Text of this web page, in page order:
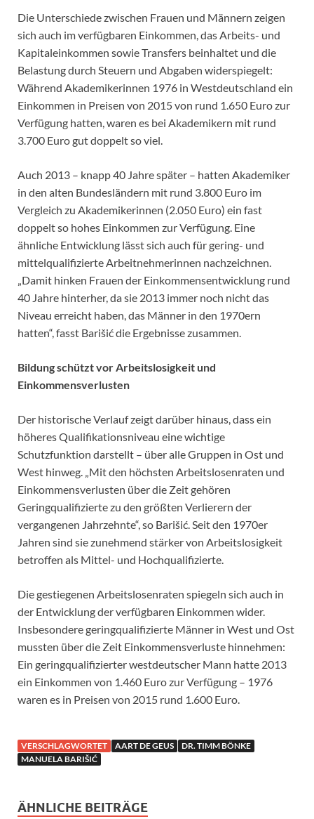
Die Unterschiede zwischen Frauen und Männern zeigen
sich auch im verfügbaren Einkommen, das Arbeits- und
Kapitaleinkommen sowie Transfers beinhaltet und die
Belastung durch Steuern und Abgaben widerspiegelt:
Während Akademikerinnen 1976 in Westdeutschland ein
Einkommen in Preisen von 2015 von rund 1.650 Euro zur
Verfügung hatten, waren es bei Akademikern mit rund
3.700 Euro gut doppelt so viel.
Auch 2013 – knapp 40 Jahre später – hatten Akademiker
in den alten Bundesländern mit rund 3.800 Euro im
Vergleich zu Akademikerinnen (2.050 Euro) ein fast
doppelt so hohes Einkommen zur Verfügung. Eine
ähnliche Entwicklung lässt sich auch für gering- und
mittelqualifizierte Arbeitnehmerinnen nachzeichnen.
„Damit hinken Frauen der Einkommensentwicklung rund
40 Jahre hinterher, da sie 2013 immer noch nicht das
Niveau erreicht haben, das Männer in den 1970ern
hatten“, fasst Barišić die Ergebnisse zusammen.
Bildung schützt vor Arbeitslosigkeit und
Einkommensverlusten
Der historische Verlauf zeigt darüber hinaus, dass ein
höheres Qualifikationsniveau eine wichtige
Schutzfunktion darstellt – über alle Gruppen in Ost und
West hinweg. „Mit den höchsten Arbeitslosenraten und
Einkommensverlusten über die Zeit gehören
Geringqualifizierte zu den größten Verlierern der
vergangenen Jahrzehnte“, so Barišić. Seit den 1970er
Jahren sind sie zunehmend stärker von Arbeitslosigkeit
betroffen als Mittel- und Hochqualifizierte.
Die gestiegenen Arbeitslosenraten spiegeln sich auch in
der Entwicklung der verfügbaren Einkommen wider.
Insbesondere geringqualifizierte Männer in West und Ost
mussten über die Zeit Einkommensverluste hinnehmen:
Ein geringqualifizierter westdeutscher Mann hatte 2013
ein Einkommen von 1.460 Euro zur Verfügung – 1976
waren es in Preisen von 2015 rund 1.600 Euro.
VERSCHLAGWORTET AART DE GEUS
DR. TIMM BÖNKE
MANUELA BARIŠIĆ
ÄHNLICHE BEITRÄGE